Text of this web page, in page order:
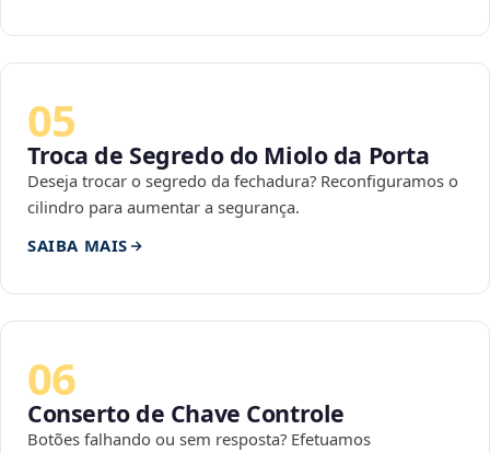
05
Troca de Segredo do Miolo da Porta
Deseja trocar o segredo da fechadura? Reconfiguramos o
cilindro para aumentar a segurança.
SAIBA MAIS
06
Conserto de Chave Controle
Botões falhando ou sem resposta? Efetuamos